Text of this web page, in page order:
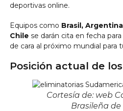
deportivas online.
Equipos como Brasil,
Chile se darán cita en fecha
de cara al próximo mundial para
Posición actual de
Cortesía de: web
Brasileña